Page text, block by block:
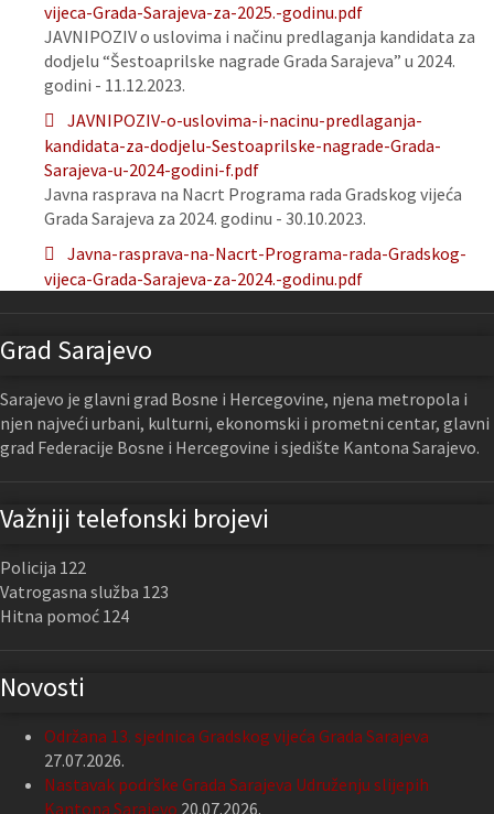
vijeca-Grada-Sarajeva-za-2025.-godinu.pdf
JAVNIPOZIV o uslovima i načinu predlaganja kandidata za
dodjelu “Šestoaprilske nagrade Grada Sarajeva” u 2024.
godini - 11.12.2023.
JAVNIPOZIV-o-uslovima-i-nacinu-predlaganja-
kandidata-za-dodjelu-Sestoaprilske-nagrade-Grada-
Sarajeva-u-2024-godini-f.pdf
Javna rasprava na Nacrt Programa rada Gradskog vijeća
Grada Sarajeva za 2024. godinu - 30.10.2023.
Javna-rasprava-na-Nacrt-Programa-rada-Gradskog-
vijeca-Grada-Sarajeva-za-2024.-godinu.pdf
Grad Sarajevo
Sarajevo je glavni grad Bosne i Hercegovine, njena metropola i
njen najveći urbani, kulturni, ekonomski i prometni centar, glavni
grad Federacije Bosne i Hercegovine i sjedište Kantona Sarajevo.
Važniji telefonski brojevi
Policija 122
Vatrogasna služba 123
Hitna pomoć 124
Novosti
Održana 13. sjednica Gradskog vijeća Grada Sarajeva
27.07.2026.
Nastavak podrške Grada Sarajeva Udruženju slijepih
Kantona Sarajevo 20.07.2026.